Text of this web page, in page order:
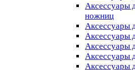
Аксессуары
ножниц
Аксессуары
Аксессуары
Аксессуары
Аксессуары
Аксессуары